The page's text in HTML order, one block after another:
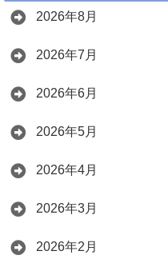
2026年8月
2026年7月
2026年6月
2026年5月
2026年4月
2026年3月
2026年2月